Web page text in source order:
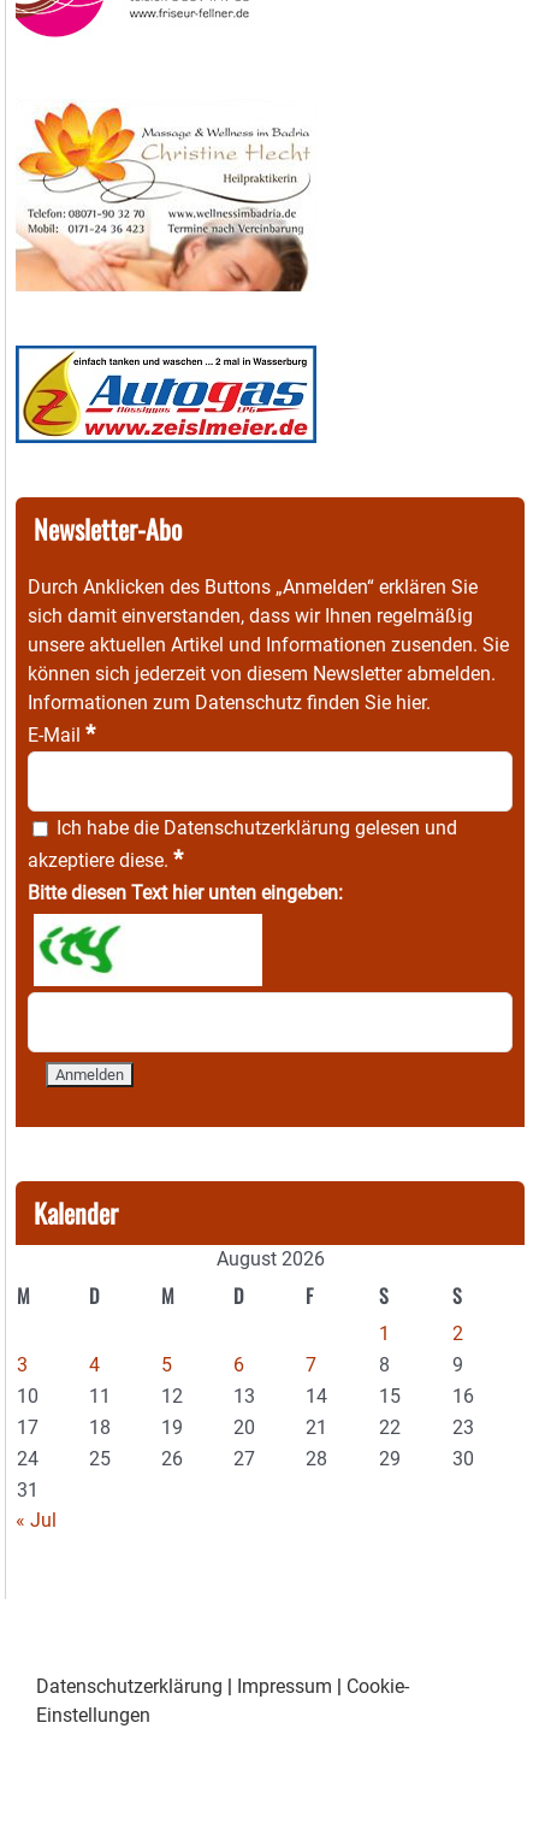
Newsletter-Abo
Durch Anklicken des Buttons „Anmelden“ erklären Sie
sich damit einverstanden, dass wir Ihnen regelmäßig
unsere aktuellen Artikel und Informationen zusenden. Sie
können sich jederzeit von diesem Newsletter abmelden.
Informationen zum Datenschutz finden Sie hier.
E-Mail *
Ich habe die Datenschutzerklärung gelesen und
akzeptiere diese. *
Bitte diesen Text hier unten eingeben:
Kalender
August 2026
M D M D F S S
1
2
3
4 5 6 7 8
9
10
11 12 13 14 15
16
17
18 19 20 21 22
23
24
25 26 27 28 29
30
31
« Jul
Datenschutzerklärung | Impressum | Cookie-
Einstellungen